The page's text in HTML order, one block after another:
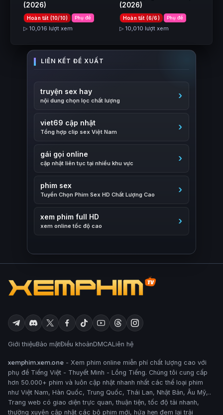
(2026)
Hoàn tất (10/10) Phụ đề
▷ 10,016 lượt xem
(2026)
Hoàn tất (6/6) Phụ đề
▷ 10,010 lượt xem
truyện sex hay
nội dung chọn lọc chất lượng
viet69 cập nhật
Tổng hợp clip sex Việt Nam
gái gọi online
cập nhật liên tục tại nhiều khu vực
phim sex
Tuyển Chọn Phim Sex HD Chất Lượng Cao
xem phim full HD
xem online tốc độ cao
Giới thiệuBảo mậtĐiều khoảnDMCALiên hệ
xemphim.xem.one - Xem phim online miễn phí chất lượng cao với
phụ đề Tiếng Việt - Thuyết Minh - Lồng Tiếng. Chúng tôi cung cấp
hơn 50.000+ phim và luôn cập nhật nhanh nhất các thể loại phim
như Việt Nam, Hàn Quốc, Trung Quốc, Thái Lan, Nhật Bản, Âu Mỹ,..
Trang web có giao diện trực quan, thuận tiện, tốc độ tải nhanh,
thường xuyên cập nhật các bộ phim mới, hứa hẹn đem lại trải